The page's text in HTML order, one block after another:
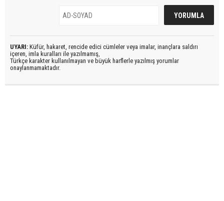
UYARI: Küfür, hakaret, rencide edici cümleler veya imalar, inançlara saldırı
içeren, imla kuralları ile yazılmamış,
Türkçe karakter kullanılmayan ve büyük harflerle yazılmış yorumlar
onaylanmamaktadır.